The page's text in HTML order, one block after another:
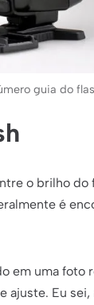
guia do
o brilho do
é
em uma foto
ajuste. Eu